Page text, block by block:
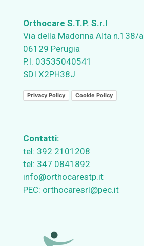
Orthocare S.T.P. S.r.l
Via della Madonna Alta n.138/a
06129 Perugia
P.I. 03535040541
SDI X2PH38J
Privacy Policy Cookie Policy
Contatti:
tel: 392 2101208
tel: 347 0841892
info@orthocarestp.it
PEC: orthocaresrl@pec.it